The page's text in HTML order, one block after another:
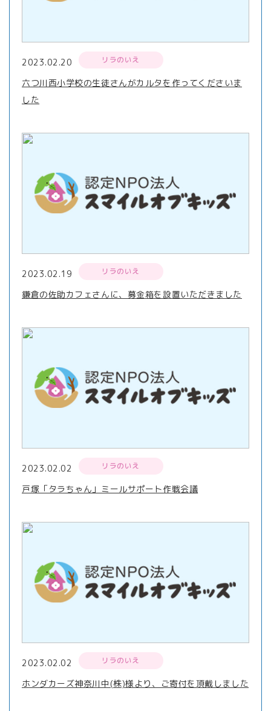
2023.02.20 リラのいえ
六つ川西小学校の生徒さんがカルタを作ってくださいま
した
2023.02.19 リラのいえ
鎌倉の佐助カフェさんに、募金箱を設置いただきました
2023.02.02 リラのいえ
戸塚「タラちゃん」ミールサポート作戦会議
2023.02.02 リラのいえ
ホンダカーズ神奈川中(株)様より、ご寄付を頂戴しました